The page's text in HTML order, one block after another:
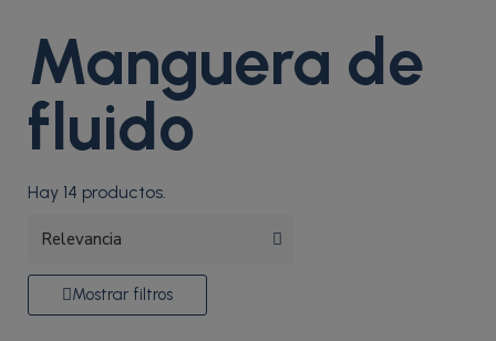
Manguera de
fluido
Hay 14 productos.
Mostrar filtros